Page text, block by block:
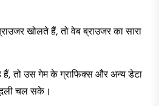
खोलते हैं, तो वेब ब्राउजर का सारा
तो उस गेम के ग्राफिक्स और अन्य डेटा
चल सके।